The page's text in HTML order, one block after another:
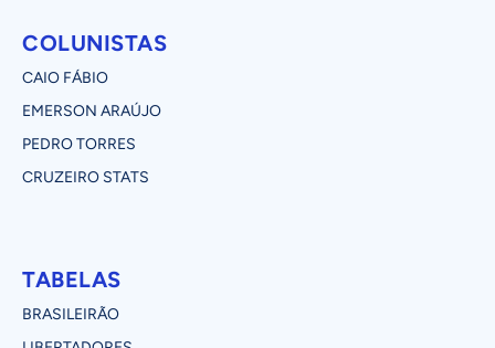
COLUNISTAS
CAIO FÁBIO
EMERSON ARAÚJO
PEDRO TORRES
CRUZEIRO STATS
TABELAS
BRASILEIRÃO